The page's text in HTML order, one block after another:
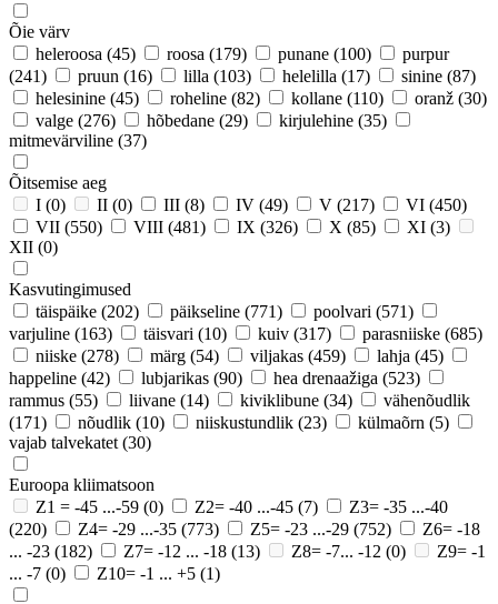
Õie värv
heleroosa (45) roosa (179) punane (100)
purpur
(241)
pruun (16) lilla (103) helelilla (17) sinine (87)
helesinine (45) roheline (82) kollane (110) oranž (30)
valge (276) hõbedane (29) kirjulehine (35)
mitmevärviline (37)
Õitsemise aeg
I (0) II (0) III (8) IV (49) V (217) VI (450)
VII (550) VIII (481) IX (326) X (85) XI (3)
XII (0)
Kasvutingimused
täispäike (202) päikseline (771) poolvari (571)
varjuline (163) täisvari (10) kuiv (317) parasniiske (685)
niiske (278) märg (54) viljakas (459) lahja (45)
happeline (42) lubjarikas (90) hea drenaažiga (523)
rammus (55) liivane (14) kiviklibune (34)
vähenõudlik
(171)
nõudlik (10) niiskustundlik (23) külmaõrn (5)
vajab talvekatet (30)
Euroopa kliimatsoon
Z1 = -45 ...-59 (0) Z2= -40 ...-45 (7)
Z3= -35 ...-40
(220)
Z4= -29 ...-35 (773) Z5= -23 ...-29 (752)
Z6= -18
... -23 (182) Z7= -12 ... -18 (13) Z8= -7... -12 (0)
Z9= -1
... -7 (0) Z10= -1 ... +5 (1)